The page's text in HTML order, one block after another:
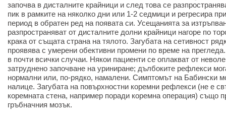
започва в дисталните крайници и след това се
пик в рамките на няколко дни или 1-2 седмици и регресира
период в обратен ред на появата си. Усещанията за
разпространяват от дисталните долни крайници нагоре по
крака от същата страна на тялото. Загубата на сетивност
проявява с умерени обективни промени по време на
в почти всички случаи. Някои пациенти се оплакват от
затруднено започване на уриниране; дълбоките рефлекси
нормални или, по-рядко, намалени. Симптомът на Бабински
налице. Загубата на повърхностни коремни рефлекси (не е
коремната стена, например поради коремна операция) също
гръбначния мозък.